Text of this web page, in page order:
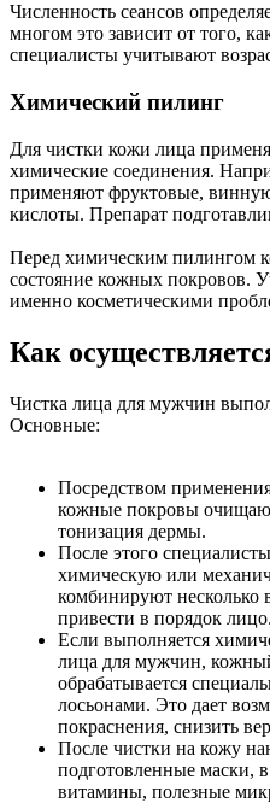
Численность сеансов
многом это зависит от того,
специалисты учитывают
Химический пилинг
Для чистки кожи лица
химические соединения.
применяют фруктовые,
кислоты. Препарат
Перед химическим пилингом
состояние кожных покровов.
именно косметическими
Как
Чистка лица для мужчин
Основные:
Посредством
кожные покровы
тонизация дермы.
После этого
химическую или
комбинируют несколько
привести в порядок лицо.
Если выполняется
лица для мужчин,
обрабатывается
лосьонами. Это дает
покраснения, снизить
После чистки на кожу
подготовленные маски,
витамины, полезные